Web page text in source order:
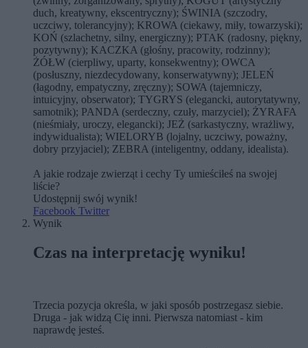
duch, kreatywny, ekscentryczny); ŚWINIA (szczodry,
uczciwy, tolerancyjny); KROWA (ciekawy, miły, towarzyski);
KOŃ (szlachetny, silny, energiczny); PTAK (radosny, piękny,
pozytywny); KACZKA (głośny, pracowity, rodzinny);
ŻÓŁW (cierpliwy, uparty, konsekwentny); OWCA
(posłuszny, niezdecydowany, konserwatywny); JELEŃ
(łagodny, empatyczny, zręczny); SOWA (tajemniczy,
intuicyjny, obserwator); TYGRYS (elegancki, autorytatywny,
samotnik); PANDA (serdeczny, czuły, marzyciel); ŻYRAFA
(nieśmiały, uroczy, elegancki); JEŻ (sarkastyczny, wrażliwy,
indywidualista); WIELORYB (lojalny, uczciwy, poważny,
dobry przyjaciel); ZEBRA (inteligentny, oddany, idealista).
A jakie rodzaje zwierząt i cechy Ty umieściłeś na swojej
liście?
Udostępnij swój wynik!
Facebook Twitter
Wynik
Czas na interpretację wyniku!
Trzecia pozycja określa, w jaki sposób postrzegasz siebie.
Druga - jak widzą Cię inni. Pierwsza natomiast - kim
naprawdę jesteś.